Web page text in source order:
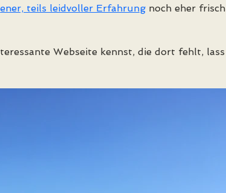
teils leidvoller Erfahrung noch eher frisch
Webseite kennst, die dort fehlt, lass